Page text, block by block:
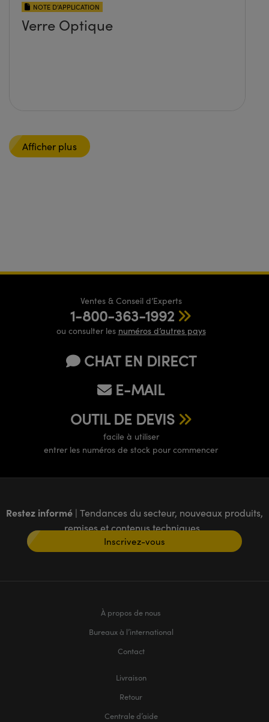
NOTE D’APPLICATION
Verre Optique
Afficher plus
Ventes & Conseil d’Experts
1-800-363-1992
ou consulter les numéros d’autres pays
CHAT EN DIRECT
E-MAIL
OUTIL DE DEVIS
facile à utiliser
entrer les numéros de stock pour commencer
Restez informé | Tendances du secteur, nouveaux produits,
remises et contenus techniques
Inscrivez-vous
À propos de nous
Bureaux à l’international
Contact
Livraison
Retour
Centrale d’aide